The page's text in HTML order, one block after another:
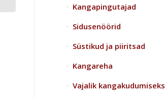
Kangapingutajad
Sidusenöörid
Süstikud ja piiritsad
Kangareha
Vajalik kangakudumiseks